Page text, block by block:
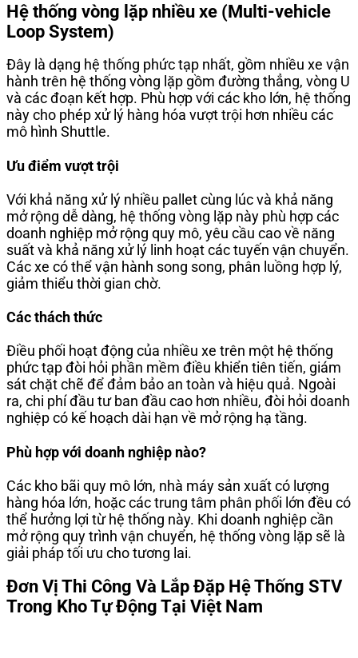
Hệ thống vòng lặp nhiều xe (Multi-vehicle
Loop System)
Đây là dạng hệ thống phức tạp nhất, gồm nhiều xe vận
hành trên hệ thống vòng lặp gồm đường thẳng, vòng U
và các đoạn kết hợp. Phù hợp với các kho lớn, hệ thống
này cho phép xử lý hàng hóa vượt trội hơn nhiều các
mô hình Shuttle.
Ưu điểm vượt trội
Với khả năng xử lý nhiều pallet cùng lúc và khả năng
mở rộng dễ dàng, hệ thống vòng lặp này phù hợp các
doanh nghiệp mở rộng quy mô, yêu cầu cao về năng
suất và khả năng xử lý linh hoạt các tuyến vận chuyển.
Các xe có thể vận hành song song, phân luồng hợp lý,
giảm thiểu thời gian chờ.
Các thách thức
Điều phối hoạt động của nhiều xe trên một hệ thống
phức tạp đòi hỏi phần mềm điều khiển tiên tiến, giám
sát chặt chẽ để đảm bảo an toàn và hiệu quả. Ngoài
ra, chi phí đầu tư ban đầu cao hơn nhiều, đòi hỏi doanh
nghiệp có kế hoạch dài hạn về mở rộng hạ tầng.
Phù hợp với doanh nghiệp nào?
Các kho bãi quy mô lớn, nhà máy sản xuất có lượng
hàng hóa lớn, hoặc các trung tâm phân phối lớn đều có
thể hưởng lợi từ hệ thống này. Khi doanh nghiệp cần
mở rộng quy trình vận chuyển, hệ thống vòng lặp sẽ là
giải pháp tối ưu cho tương lai.
Đơn Vị Thi Công Và Lắp Đặp Hệ Thống STV
Trong Kho Tự Động Tại Việt Nam